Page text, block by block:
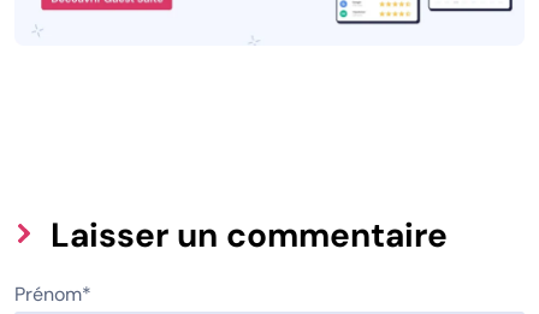
Laisser un commentaire
Prénom*